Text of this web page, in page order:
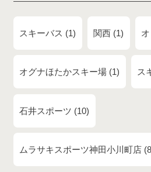
スキーバス 1 関西 1
オグナほたかスキー場 1 ス
石井スポーツ 10
ムラサキスポーツ神田小川町店